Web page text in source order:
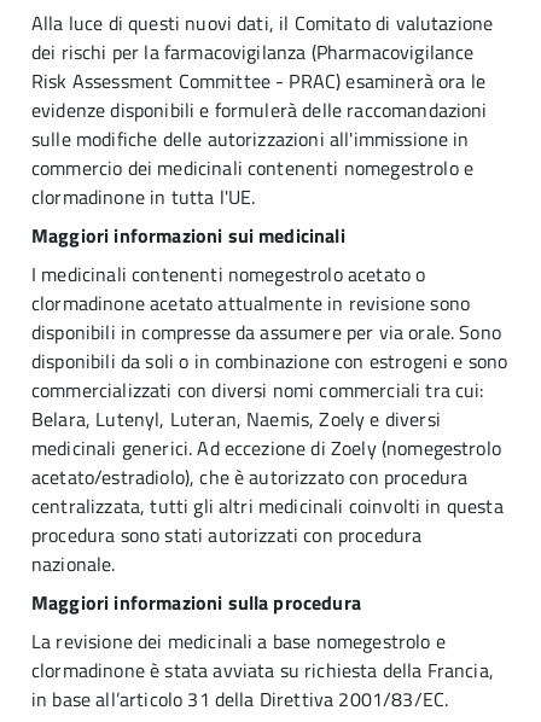
Alla luce di questi nuovi dati, il Comitato di valutazione
dei rischi per la farmacovigilanza (Pharmacovigilance
Risk Assessment Committee - PRAC) esaminerà ora le
evidenze disponibili e formulerà delle raccomandazioni
sulle modifiche delle autorizzazioni all'immissione in
commercio dei medicinali contenenti nomegestrolo e
clormadinone in tutta l'UE.
Maggiori informazioni sui medicinali
I medicinali contenenti nomegestrolo acetato o
clormadinone acetato attualmente in revisione sono
disponibili in compresse da assumere per via orale. Sono
disponibili da soli o in combinazione con estrogeni e sono
commercializzati con diversi nomi commerciali tra cui:
Belara, Lutenyl, Luteran, Naemis, Zoely e diversi
medicinali generici. Ad eccezione di Zoely (nomegestrolo
acetato/estradiolo), che è autorizzato con procedura
centralizzata, tutti gli altri medicinali coinvolti in questa
procedura sono stati autorizzati con procedura
nazionale.
Maggiori informazioni sulla procedura
La revisione dei medicinali a base nomegestrolo e
clormadinone è stata avviata su richiesta della Francia,
in base all’articolo 31 della Direttiva 2001/83/EC.